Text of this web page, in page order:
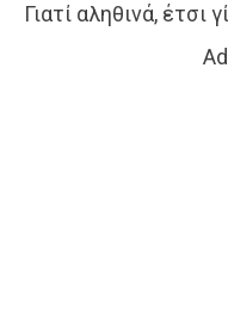
Γιατί αληθινά, έτσι